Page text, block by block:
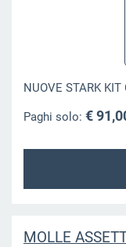
NUOVE STARK
Paghi solo: €
MOLLE